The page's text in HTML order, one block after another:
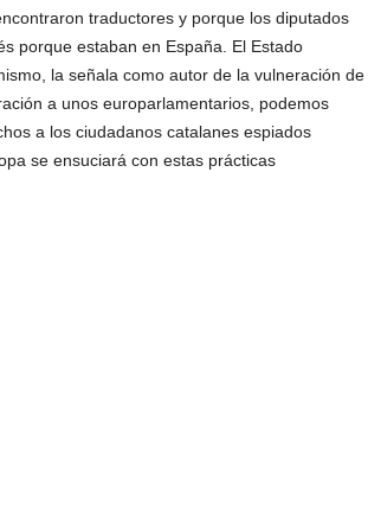
traductores y porque los diputados
porque estaban en España. El Estado
la señala como autor de la vulneración de
a unos europarlamentarios, podemos
a los ciudadanos catalanes espiados
se ensuciará con estas prácticas